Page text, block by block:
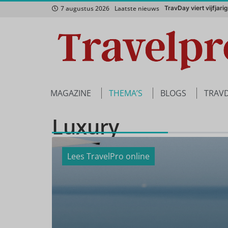
7 augustus 2026 Laatste nieuws Nordic
Het Zuidwesten van
MAGAZINE THEMA’S BLOGS
Luxury
Lees TravelPro online